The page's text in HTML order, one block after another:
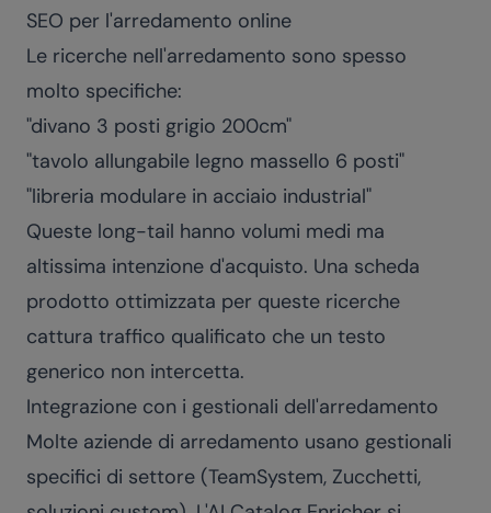
SEO per l'arredamento online
Le ricerche nell'arredamento sono spesso
molto specifiche:
"divano 3 posti grigio 200cm"
"tavolo allungabile legno massello 6 posti"
"libreria modulare in acciaio industrial"
Queste long-tail hanno volumi medi ma
altissima intenzione d'acquisto. Una scheda
prodotto ottimizzata per queste ricerche
cattura traffico qualificato che un testo
generico non intercetta.
Integrazione con i gestionali dell'arredamento
Molte aziende di arredamento usano gestionali
specifici di settore (TeamSystem, Zucchetti,